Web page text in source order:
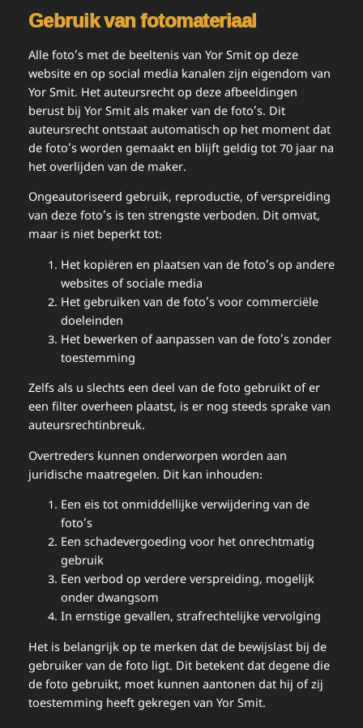
Gebruik van fotomateriaal
Alle foto’s met de beeltenis van Yor Smit op deze
website en op social media kanalen zijn eigendom van
Yor Smit. Het auteursrecht op deze afbeeldingen
berust bij Yor Smit als maker van de foto’s. Dit
auteursrecht ontstaat automatisch op het moment dat
de foto’s worden gemaakt en blijft geldig tot 70 jaar na
het overlijden van de maker.
Ongeautoriseerd gebruik, reproductie, of verspreiding
van deze foto’s is ten strengste verboden. Dit omvat,
maar is niet beperkt tot:
Het kopiëren en plaatsen van de foto’s op andere
websites of sociale media
Het gebruiken van de foto’s voor commerciële
doeleinden
Het bewerken of aanpassen van de foto’s zonder
toestemming
Zelfs als u slechts een deel van de foto gebruikt of er
een filter overheen plaatst, is er nog steeds sprake van
auteursrechtinbreuk.
Overtreders kunnen onderworpen worden aan
juridische maatregelen. Dit kan inhouden:
Een eis tot onmiddellijke verwijdering van de
foto’s
Een schadevergoeding voor het onrechtmatig
gebruik
Een verbod op verdere verspreiding, mogelijk
onder dwangsom
In ernstige gevallen, strafrechtelijke vervolging
Het is belangrijk op te merken dat de bewijslast bij de
gebruiker van de foto ligt. Dit betekent dat degene die
de foto gebruikt, moet kunnen aantonen dat hij of zij
toestemming heeft gekregen van Yor Smit.